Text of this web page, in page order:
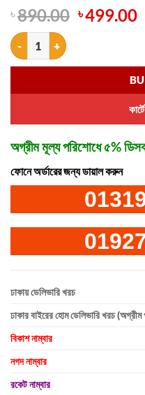
৳890.00 Original
৳ 890.00.
৳499.00
Powerful Glass Oil Film
অগ্রীম মূল্য পরিশোধে ৫%
ফোনে অর্ডারের জন্য ডায়াল করুন
ঢাকায় ডেলিভারি খরচ
ঢাকার বাইরের হোম ডেলিভারি খরচ
বিকাশ নাম্বার
নগদ নাম্বার
রকেট নাম্বার